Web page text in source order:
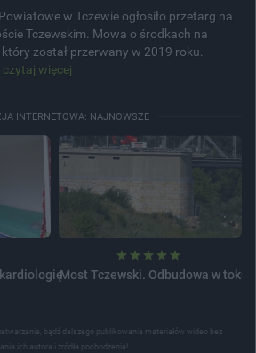
w Tczewie ogłosiło przetarg na
Tczewskim. Mowa o środkach na
został przerwany w 2019 roku.
czytaj więcej
INTERNETOWA: NAJNOWSZE
kardiologięMost Tczewski. Odbudowa w toku
bądź dalszego publikowania materiałów wideo bez
ich autora i źródła pochodzenia!